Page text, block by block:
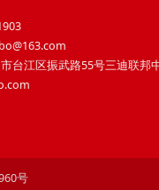
台江区振武路55号三迪联邦
号